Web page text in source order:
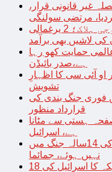
غیر قانونی قرار،
مرتضی سولنگی
غزہ میں مزید 10 اسرائیلی فوجی ہلاک؛ 2 یرغمالی
کی لاشیں بھی برآمد
حمایت کھو رہا
ہے،صدر بائیڈن
او آئی سی کا اظہارِ
تشویش
فوری جنگ بندی کی
قرارداد منظور
ہستی سے مٹانا
ہے، اسرائیل
غزہ میں جتنے بچے قتل ہوئے اُتنےعراق کی 14سالہ جنگ میں
نہیں ہوئے، جمائما
18 ہزار سے زائدفلسطینی شہید، امریکہ کا اسرائیل کی